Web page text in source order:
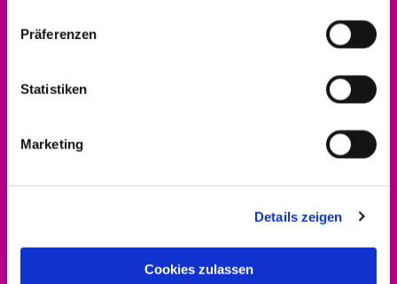
Präferenzen
Statistiken
Marketing
Details zeigen
Cookies zulassen